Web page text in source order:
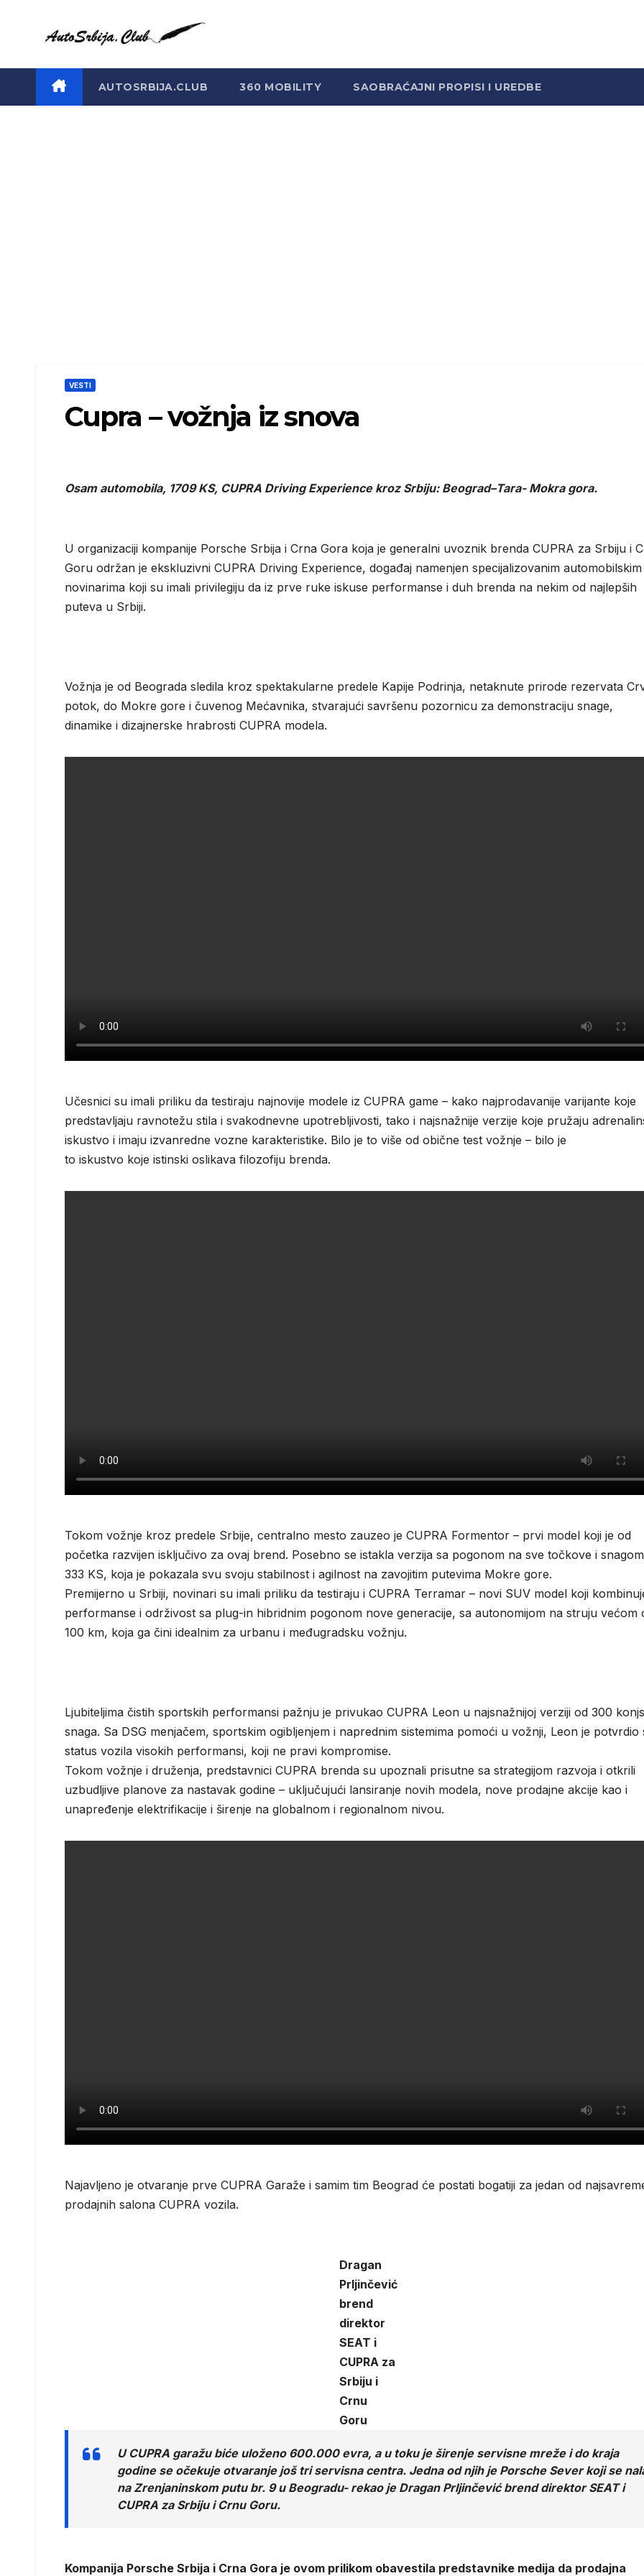
AUTOSRBIJA.CLUB 360 MOBILITY SAOBRAĆAJNI PROPISI I UREDBE
VESTI
Cupra – vožnja iz snova
Osam automobila, 1709 KS, CUPRA Driving Experience kroz Srbiju: Beograd–Tara- Mokra gora.
U organizaciji kompanije Porsche Srbija i Crna Gora koja je generalni uvoznik brenda CUPRA za Srbiju i
Goru održan je ekskluzivni CUPRA Driving Experience, događaj namenjen specijalizovanim automobilskim
novinarima koji su imali privilegiju da iz prve ruke iskuse performanse i duh brenda na nekim od najlepših
puteva u Srbiji.
Vožnja je od Beograda sledila kroz spektakularne predele Kapije Podrinja, netaknute prirode rezervata
potok, do Mokre gore i čuvenog Mećavnika, stvarajući savršenu pozornicu za demonstraciju snage,
dinamike i dizajnerske hrabrosti CUPRA modela.
Učesnici su imali priliku da testiraju najnovije modele iz CUPRA game – kako najprodavanije varijante koje
predstavljaju ravnotežu stila i svakodnevne upotrebljivosti, tako i najsnažnije verzije koje pružaju
iskustvo i imaju izvanredne vozne karakteristike. Bilo je to više od obične test vožnje – bilo je
to iskustvo koje istinski oslikava filozofiju brenda.
Tokom vožnje kroz predele Srbije, centralno mesto zauzeo je CUPRA Formentor – prvi model koji je od
početka razvijen isključivo za ovaj brend. Posebno se istakla verzija sa pogonom na sve točkove i
333 KS, koja je pokazala svu svoju stabilnost i agilnost na zavojitim putevima Mokre gore.
Premijerno u Srbiji, novinari su imali priliku da testiraju i CUPRA Terramar – novi SUV model koji
performanse i održivost sa plug-in hibridnim pogonom nove generacije, sa autonomijom na struju većom
100 km, koja ga čini idealnim za urbanu i međugradsku vožnju.
Ljubiteljima čistih sportskih performansi pažnju je privukao CUPRA Leon u najsnažnijoj verziji od 300
snaga. Sa DSG menjačem, sportskim ogibljenjem i naprednim sistemima pomoći u vožnji, Leon je potvrdio
status vozila visokih performansi, koji ne pravi kompromise.
Tokom vožnje i druženja, predstavnici CUPRA brenda su upoznali prisutne sa strategijom razvoja i otkrili
uzbudljive planove za nastavak godine – uključujući lansiranje novih modela, nove prodajne akcije kao i
unapređenje elektrifikacije i širenje na globalnom i regionalnom nivou.
Najavljeno je otvaranje prve CUPRA Garaže i samim tim Beograd će postati bogatiji za jedan od
prodajnih salona CUPRA vozila.
Dragan
Prljinčević
brend
direktor
SEAT i
CUPRA za
Srbiju i
Crnu
Goru
U CUPRA garažu biće uloženo 600.000 evra, a u toku je širenje servisne mreže i do kraja
godine se očekuje otvaranje još tri servisna centra. Jedna od njih je Porsche Sever koji se
na Zrenjaninskom putu br. 9 u Beogradu- rekao je Dragan Prljinčević brend direktor SEAT i
CUPRA za Srbiju i Crnu Goru.
Kompanija Porsche Srbija i Crna Gora je ovom prilikom obavestila predstavnike medija da prodajna